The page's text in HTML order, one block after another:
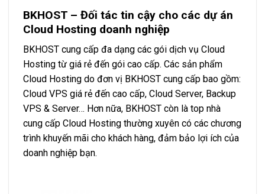
BKHOST – Đối tác tin cậy cho các dự án
Cloud Hosting doanh nghiệp
BKHOST cung cấp đa dạng các gói dịch vụ Cloud
Hosting từ giá rẻ đến gói cao cấp. Các sản phẩm
Cloud Hosting do đơn vị BKHOST cung cấp bao gồm:
Cloud VPS giá rẻ đến cao cấp, Cloud Server, Backup
VPS & Server… Hơn nữa, BKHOST còn là top nhà
cung cấp Cloud Hosting thường xuyên có các chương
trình khuyến mãi cho khách hàng, đảm bảo lợi ích của
doanh nghiệp bạn.